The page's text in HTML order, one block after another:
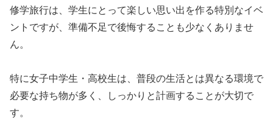
修学旅行は、学生にとって楽しい思い出を作る特別なイベ
ントですが、準備不足で後悔することも少なくありませ
ん。
特に女子中学生・高校生は、普段の生活とは異なる環境で
必要な持ち物が多く、しっかりと計画することが大切で
す。